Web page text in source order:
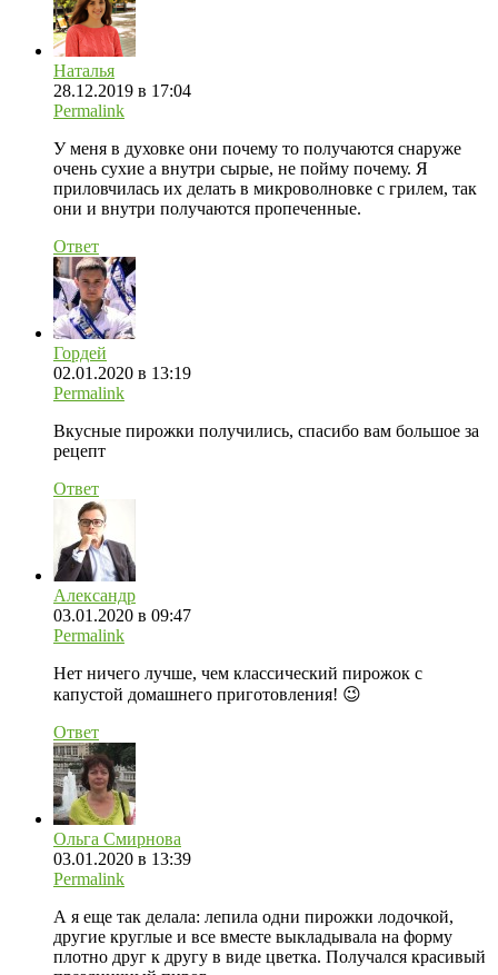
Наталья
28.12.2019 в 17:04
Permalink
У меня в духовке они почему то получаются снаруже
очень сухие а внутри сырые, не пойму почему. Я
приловчилась их делать в микроволновке с грилем, так
они и внутри получаются пропеченные.
Ответ
Гордей
02.01.2020 в 13:19
Permalink
Вкусные пирожки получились, спасибо вам большое за
рецепт
Ответ
Александр
03.01.2020 в 09:47
Permalink
Нет ничего лучше, чем классический пирожок с
капустой домашнего приготовления! 😉
Ответ
Ольга Смирнова
03.01.2020 в 13:39
Permalink
А я еще так делала: лепила одни пирожки лодочкой,
другие круглые и все вместе выкладывала на форму
плотно друг к другу в виде цветка. Получался красивый